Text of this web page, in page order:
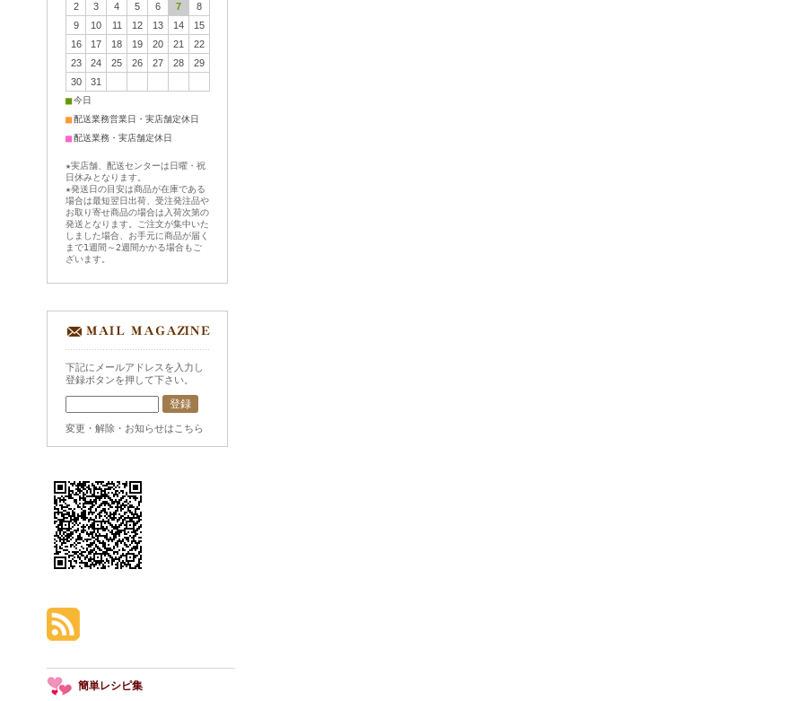
2
3 4 5 6 7
8
9
10 11 12 13 14
15
16
17 18 19 20 21
22
23
24 25 26 27 28
29
30
31
■今日
■配送業務営業日・実店舗定休日
■配送業務・実店舗定休日
★実店舗、配送センターは日曜・祝
日休みとなります。
★発送日の目安は商品が在庫である
場合は最短翌日出荷、受注発注品や
お取り寄せ商品の場合は入荷次第の
発送となります。ご注文が集中いた
しました場合、お手元に商品が届く
まで1週間～2週間かかる場合もご
ざいます。
下記にメールアドレスを入力し
登録ボタンを押して下さい。
変更・解除・お知らせはこちら
簡単レシピ集